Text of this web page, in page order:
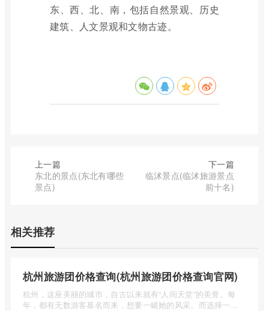
东、西、北、南，包括自然景观、历史
建筑、人文景观和文物古迹。
上一篇
东北的景点(东北有哪些
景点)
下一篇
临沭景点(临沭旅游景点
前十名)
相关推荐
杭州旅游团价格查询(杭州旅游团价格查询官网)
杭州，这座美丽的城市，自古以来就有“人间天堂”的美誉。每
年，都有无数游客慕名而来，想要一睹她的风采。而选择一个